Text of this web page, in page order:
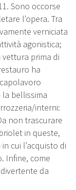
Sono occorse
l’opera. Tra
verniciata
agonistica;
prima di
ha
la bellissima
interni:
non trascurare
in queste,
cui l’acquisto di
Infine, come
da